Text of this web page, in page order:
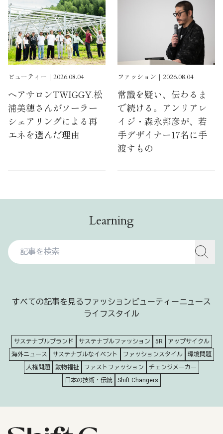
ビューティー｜2026.08.04
ヘアサロンTWIGGY.松
浦美穂さんがソーラー
シェアリングによる再
エネを選んだ理由
ファッション｜2026.08.04
常識を疑い、伝わるま
で続ける。アンリアレ
イジ・森永邦彦が、若
手デザイナー17名に手
渡すもの
Learning
すべての記事を見る ファッションビューティーニュース
ライフスタイル
サステナブルブランド サステナブルファッション 5R
アップサイクル
海外ニュース
サステナブルなイベント ファッションスタイル
環境問題
人権問題
動物福祉 ファストファッション
チェンジメーカー
日本の技術・伝統
Shift Changers